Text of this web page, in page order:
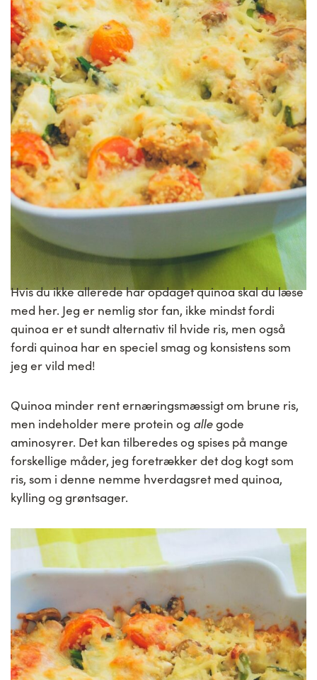
Hvis du ikke allerede har opdaget quinoa skal du læse
med her. Jeg er nemlig stor fan, ikke mindst fordi
quinoa er et sundt alternativ til hvide ris, men også
fordi quinoa har en speciel smag og konsistens som
jeg er vild med!
Quinoa minder rent ernæringsmæssigt om brune ris,
men indeholder mere protein og allegode
aminosyrer. Det kan tilberedes og spises på mange
forskellige måder, jeg foretrækker det dog kogt som
ris, som i denne nemme hverdagsret med quinoa,
kylling og grøntsager.